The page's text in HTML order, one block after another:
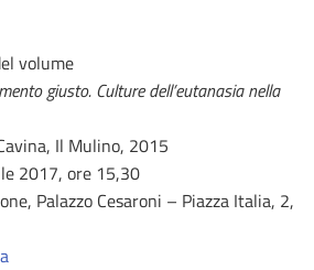
volume
giusto. Culture dell’eutanasia nella
Il Mulino, 2015
2017, ore 15,30
Palazzo Cesaroni – Piazza Italia, 2,